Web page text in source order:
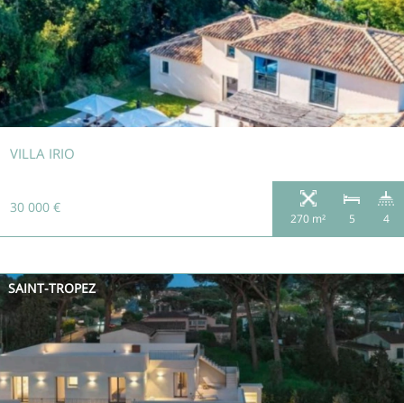
VILLA IRIO
30 000 €
270 m² 5 4
SAINT-TROPEZ